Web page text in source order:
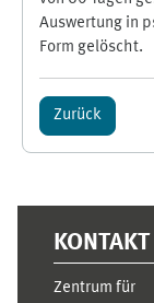
Auswertung in
Form gelöscht.
Zurück
KONTAKT
Zentrum für